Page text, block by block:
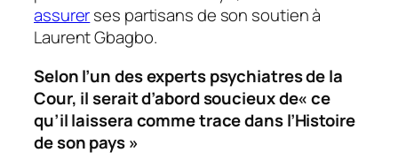
assurerses partisans de son soutien à
Laurent Gbagbo.
Selon l’un des experts psychiatres de la
Cour, il serait d’abord soucieux de« ce
qu’il laissera comme trace dans l’Histoire
de son pays »